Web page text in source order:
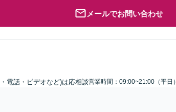
メールでお問い合わせ
電話・ビデオなど)は応相談営業時間：09:00~21:00（平日）